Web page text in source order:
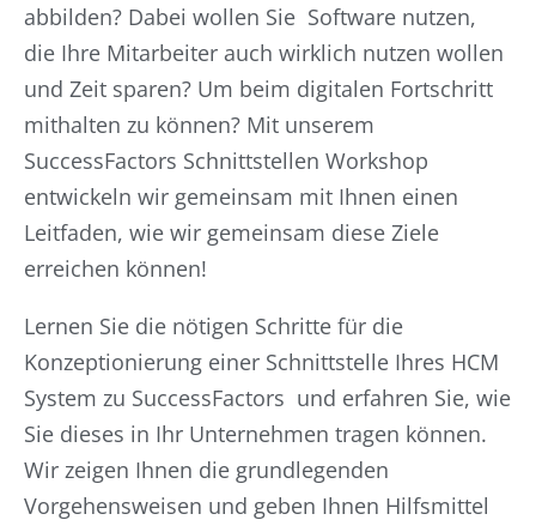
abbilden? Dabei wollen Sie Software nutzen,
die Ihre Mitarbeiter auch wirklich nutzen wollen
und Zeit sparen? Um beim digitalen Fortschritt
mithalten zu können? Mit unserem
SuccessFactors Schnittstellen Workshop
entwickeln wir gemeinsam mit Ihnen einen
Leitfaden, wie wir gemeinsam diese Ziele
erreichen können!
Lernen Sie die nötigen Schritte für die
Konzeptionierung einer Schnittstelle Ihres HCM
System zu SuccessFactors und erfahren Sie, wie
Sie dieses in Ihr Unternehmen tragen können.
Wir zeigen Ihnen die grundlegenden
Vorgehensweisen und geben Ihnen Hilfsmittel